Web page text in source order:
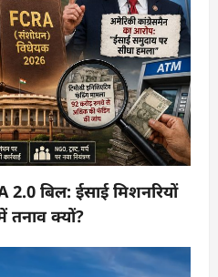
2.0 बिल: ईसाई मिशनरियों
तनाव क्यों?